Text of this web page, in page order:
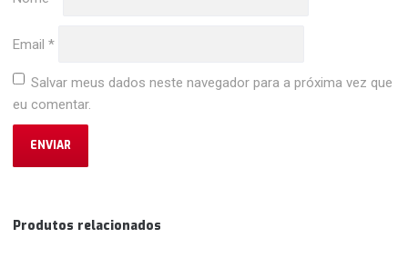
Email*
Salvar meus dados neste navegador para a próxima vez que
eu comentar.
Produtos relacionados